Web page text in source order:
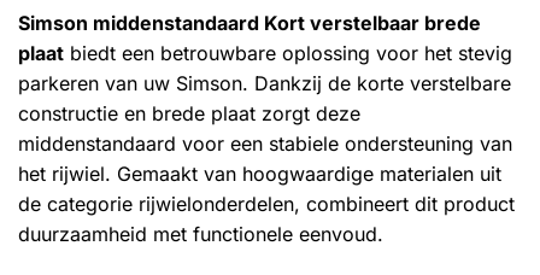
Simson middenstandaard Kort verstelbaar brede
plaat biedt een betrouwbare oplossing voor het stevig
parkeren van uw Simson. Dankzij de korte verstelbare
constructie en brede plaat zorgt deze
middenstandaard voor een stabiele ondersteuning van
het rijwiel. Gemaakt van hoogwaardige materialen uit
de categorie rijwielonderdelen, combineert dit product
duurzaamheid met functionele eenvoud.